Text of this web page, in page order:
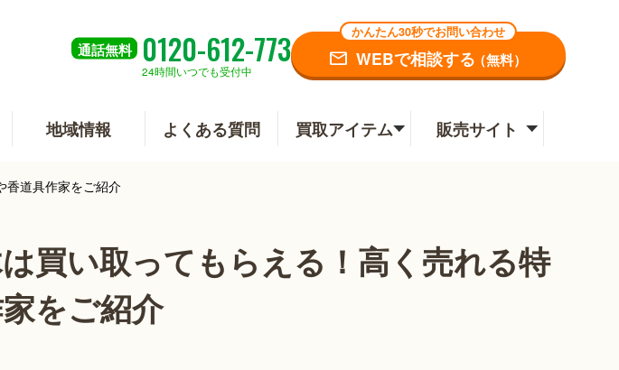
通話無料 0120-612-773
24時間いつでも受付中
かんたん30秒でお問い合わせ
WEBで相談する（無料）
地域情報 よくある質問 買取アイテム 販売サイト
香道具作家をご紹介
買い取ってもらえる！高く売れる特
をご紹介